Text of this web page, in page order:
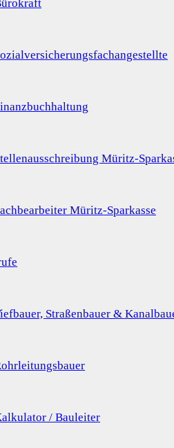
Müritz-
Müritz-Sparkasse
Straßenbauer &
/ Bauleiter